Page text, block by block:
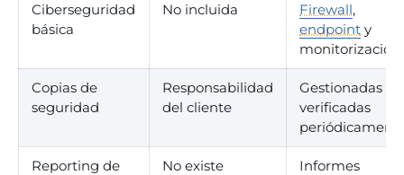
Ciberseguridad
básica
No incluida Firewall,
endpoint y
monitorización
Copias de
seguridad
Responsabilidad
del cliente
Gestionadas y
verificadas
Reporting de
No existe
Informes